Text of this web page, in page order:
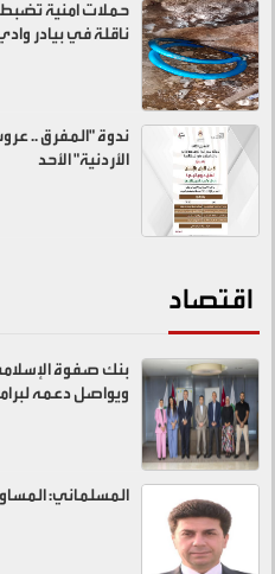
حملات امنية
ناقلة في بيادر
ندوة "المفرق ..
الأردنية" الأحد
اقتصاد
بنك صفوة
ويواصل دعمه
المسلماني: